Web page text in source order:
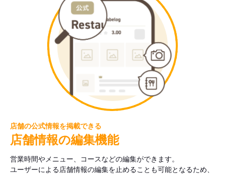
店舗の公式情報を掲載できる
店舗情報の編集機能
営業時間やメニュー、コースなどの編集ができます。
ユーザーによる店舗情報の編集を止めることも可能となるため、